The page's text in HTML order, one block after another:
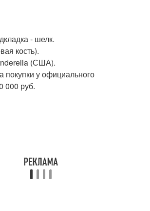
- шелк.
кость).
(США).
покупки у официального
000 руб.